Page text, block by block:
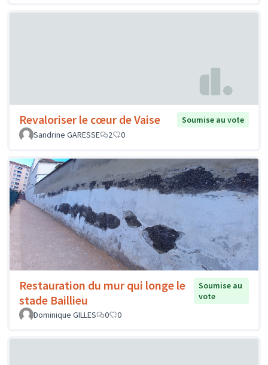
Revaloriser le cœur de Vaise
Soumise au vote
Sandrine GARESSE
2 0
Restauration du mur qui longe le
stade Baillieu
Soumise au
vote
Dominique GILLES
0 0